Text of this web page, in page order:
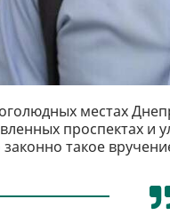
местах
проспектах и
такое